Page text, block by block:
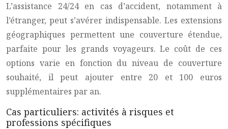
L’assistance 24/24 en cas d’accident, notamment à
l’étranger, peut s’avérer indispensable. Les extensions
géographiques permettent une couverture étendue,
parfaite pour les grands voyageurs. Le coût de ces
options varie en fonction du niveau de couverture
souhaité, il peut ajouter entre 20 et 100 euros
supplémentaires par an.
Cas particuliers: activités à risques et
professions spécifiques